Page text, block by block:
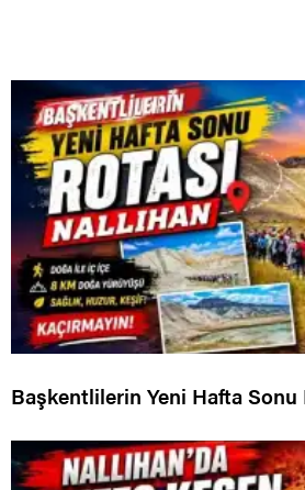
Başkentlilerin Yeni Hafta Sonu